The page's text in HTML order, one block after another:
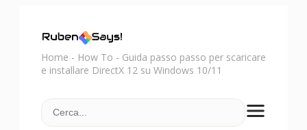
Home - How To - Guida passo passo per scaricare
e installare DirectX 12 su Windows 10/11